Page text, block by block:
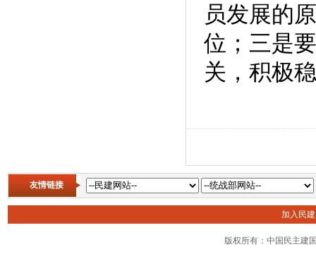
员发展的
位；三是
关，积极
友情链接
加入民
版权所有：中国民主建